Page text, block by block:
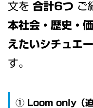
文を 合計6つ ご
本社会・歴史・
えたいシチュエ
す。
① Loom only（迫